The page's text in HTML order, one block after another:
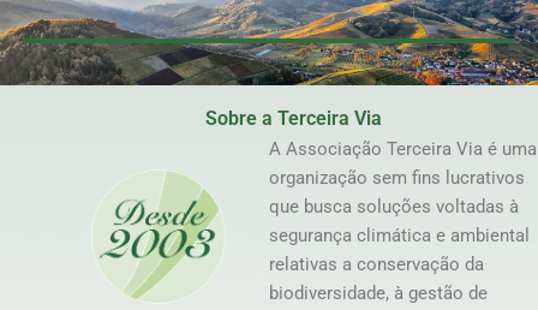
Sobre a Terceira Via
A Associação Terceira Via é uma
organização sem fins lucrativos
que busca soluções voltadas à
segurança climática e ambiental
relativas a conservação da
biodiversidade, à gestão de